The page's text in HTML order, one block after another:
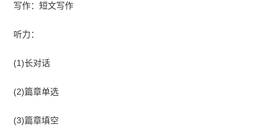
写作：短文写作
听力：
(1)长对话
(2)篇章单选
(3)篇章填空